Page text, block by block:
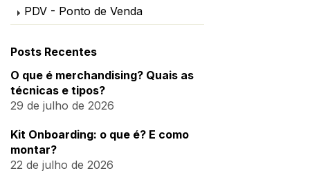
PDV - Ponto de Venda
Posts Recentes
O que é merchandising? Quais as
técnicas e tipos?
29 de julho de 2026
Kit Onboarding: o que é? E como
montar?
22 de julho de 2026